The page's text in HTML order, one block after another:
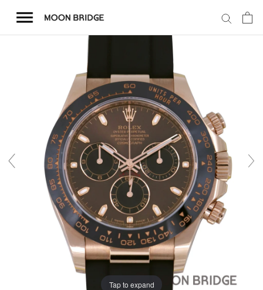
テ
会社概要
事業内容
買取価格例一覧
Tap to expand